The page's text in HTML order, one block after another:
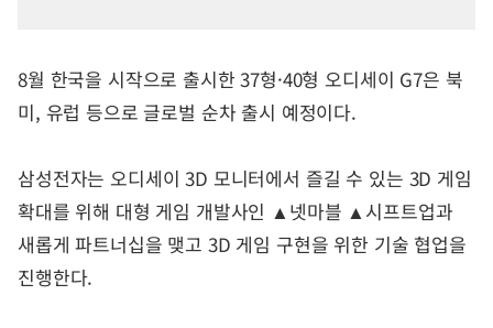
8월 한국을 시작으로 출시한 37형·40형 오디세이 G7은 북
미, 유럽 등으로 글로벌 순차 출시 예정이다.
삼성전자는 오디세이 3D 모니터에서 즐길 수 있는 3D 게임
확대를 위해 대형 게임 개발사인 ▲넷마블 ▲시프트업과
새롭게 파트너십을 맺고 3D 게임 구현을 위한 기술 협업을
진행한다.